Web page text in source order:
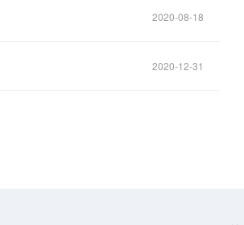
2020-08-18
2020-12-31